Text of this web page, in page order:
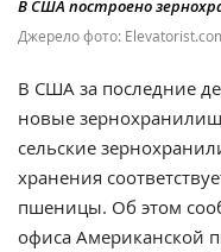
В США построено
Джерело фото:
В США за последние
новые
сельские
хранения
пшеницы. Об этом
офиса Американской